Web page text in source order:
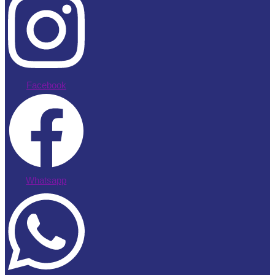
Facebook
Whatsapp